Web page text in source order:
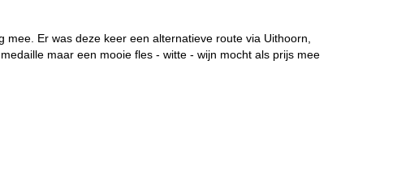
Er was deze keer een alternatieve route via Uithoorn,
maar een mooie fles - witte - wijn mocht als prijs mee